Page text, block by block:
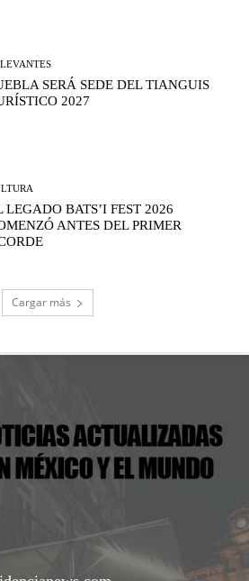
SERÁ SEDE DEL TIANGUIS
2027
LEGADO BATS’I FEST 2026
ANTES DEL PRIMER
Cargar más